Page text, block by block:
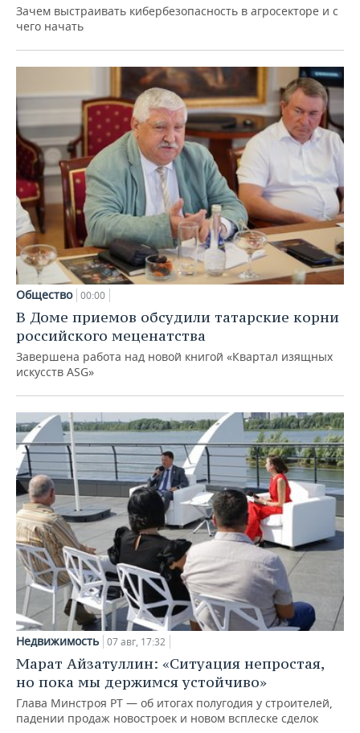
Зачем выстраивать кибербезопасность в агросекторе и с
чего начать
Общество 00:00
В Доме приемов обсудили татарские корни
российского меценатства
Завершена работа над новой книгой «Квартал изящных
искусств ASG»
Недвижимость 07 авг, 17:32
Марат Айзатуллин: «Ситуация непростая,
но пока мы держимся устойчиво»
Глава Минстроя РТ — об итогах полугодия у строителей,
падении продаж новостроек и новом всплеске сделок